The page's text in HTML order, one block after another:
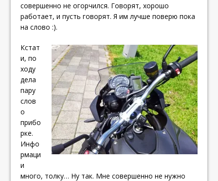
совершенно не огорчился. Говорят, хорошо
работает, и пусть говорят. Я им лучше поверю пока
на слово :).
Кстат
и, по
ходу
дела
пару
слов
о
прибо
рке.
Инфо
рмаци
и
много, толку… Ну так. Мне совершенно не нужно